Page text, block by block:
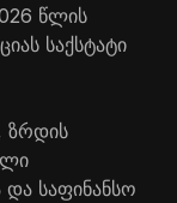
წლის
საქსტატი
ზრდის
საფინანსო